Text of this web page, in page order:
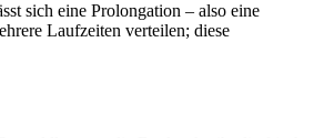
sich eine Prolongation – also eine
Laufzeiten verteilen; diese